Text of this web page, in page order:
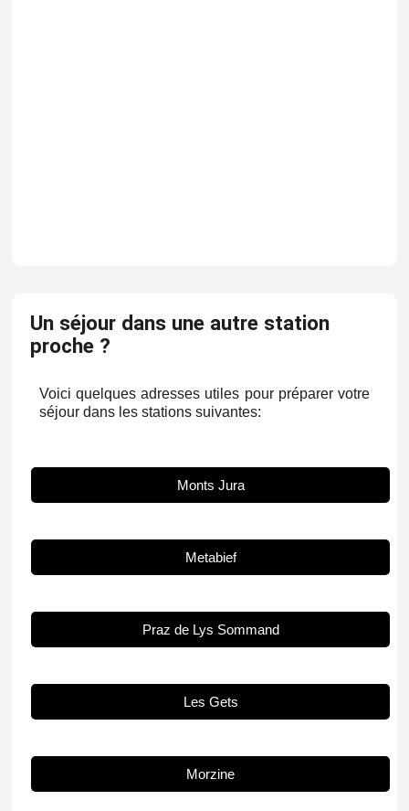
Un séjour dans une autre station
proche ?
Voici quelques adresses utiles pour préparer votre
séjour dans les stations suivantes:
Monts Jura
Metabief
Praz de Lys Sommand
Les Gets
Morzine